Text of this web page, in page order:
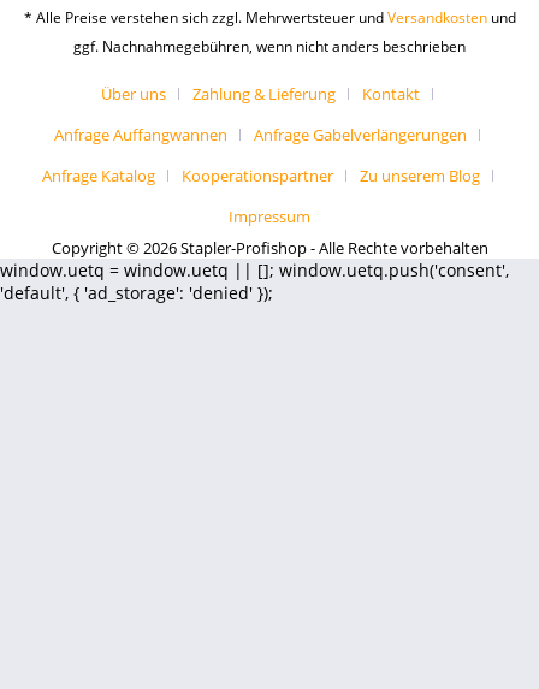
* Alle Preise verstehen sich zzgl. Mehrwertsteuer undVersandkostenund
ggf. Nachnahmegebühren, wenn nicht anders beschrieben
Über uns Zahlung & Lieferung
Kontakt
Anfrage Auffangwannen
Anfrage Gabelverlängerungen
Anfrage Katalog
Kooperationspartner
Zu unserem Blog
Impressum
Copyright © 2026 Stapler-Profishop - Alle Rechte vorbehalten
window.uetq = window.uetq || []; window.uetq.push('consent',
'default', { 'ad_storage': 'denied' });